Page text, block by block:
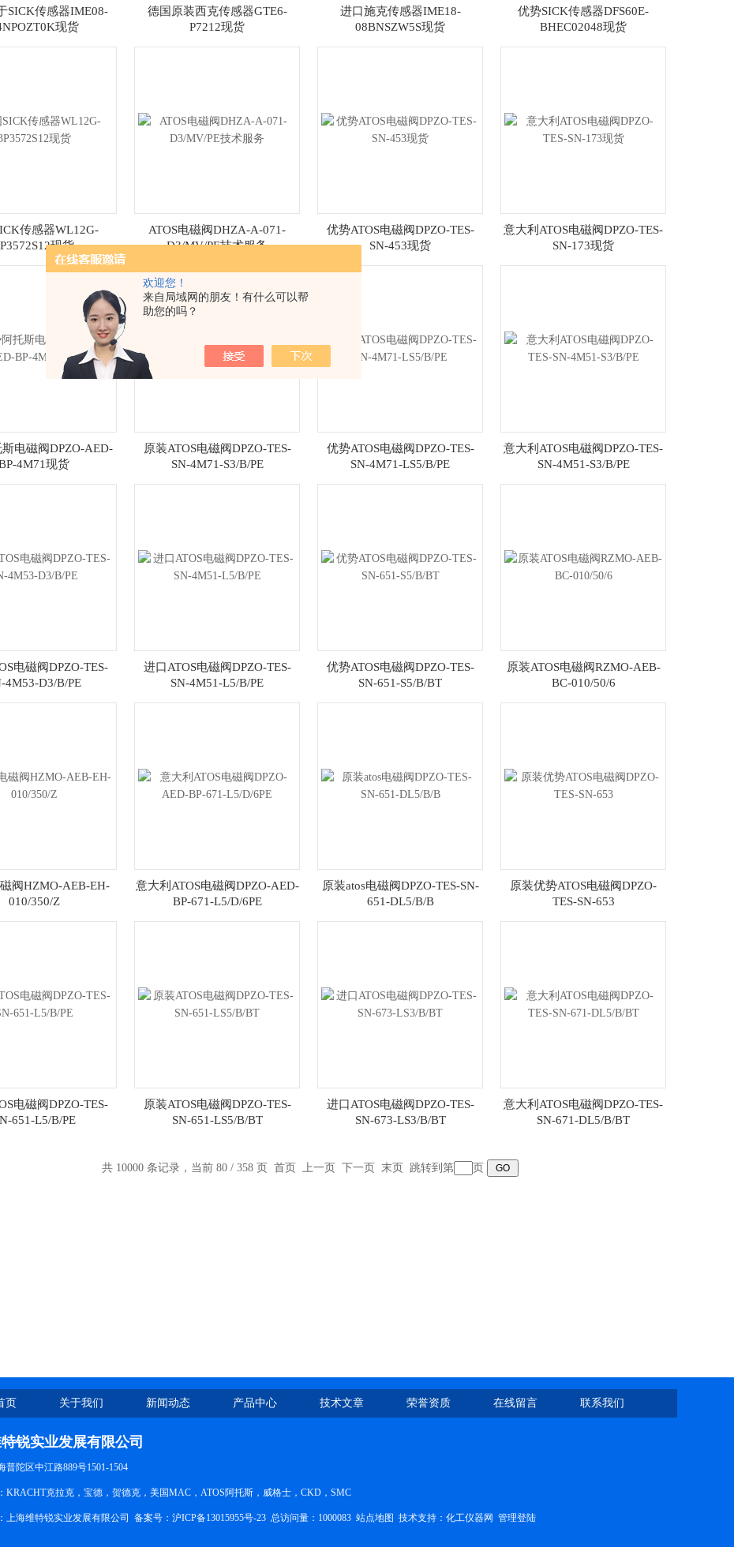
欢迎您！
来自局域网的朋友！有什么可以帮
助您的吗？
SICK传感器IME08-
现货
德国原装西克传感器GTE6-
P7212现货
进口施克传感器IME18-
08BNSZW5S现货
优势SICK传感器DFS60E-
BHEC02048现货
传感器WL12G-
现货
ATOS电磁阀DHZA-A-071-
D3/MV/PE技术服务
优势ATOS电磁阀DPZO-TES-
SN-453现货
意大利ATOS电磁阀DPZO-TES-
SN-173现货
电磁阀DPZO-AED-
4M71现货
原装ATOS电磁阀DPZO-TES-
SN-4M71-S3/B/PE
优势ATOS电磁阀DPZO-TES-
SN-4M71-LS5/B/PE
意大利ATOS电磁阀DPZO-TES-
SN-4M51-S3/B/PE
电磁阀DPZO-TES-
4M53-D3/B/PE
进口ATOS电磁阀DPZO-TES-
SN-4M51-L5/B/PE
优势ATOS电磁阀DPZO-TES-
SN-651-S5/B/BT
原装ATOS电磁阀RZMO-AEB-
BC-010/50/6
阀HZMO-AEB-EH-
010/350/Z
意大利ATOS电磁阀DPZO-AED-
BP-671-L5/D/6PE
原装atos电磁阀DPZO-TES-SN-
651-DL5/B/B
原装优势ATOS电磁阀DPZO-
TES-SN-653
电磁阀DPZO-TES-
651-L5/B/PE
原装ATOS电磁阀DPZO-TES-
SN-651-LS5/B/BT
进口ATOS电磁阀DPZO-TES-
SN-673-LS3/B/BT
意大利ATOS电磁阀DPZO-TES-
SN-671-DL5/B/BT
共 10000 条记录，当前 80 / 358 页 首页 上一页 下一页 末页 跳转到第 页
页 关于我们 新闻动态 产品中心 技术文章 荣誉资质 在线留言 联系我们
锐实业发展有限公司
普陀区中江路889号1501-1504
KRACHT克拉克，宝德，贺德克，美国MAC，ATOS阿托斯，威格士，CKD，SMC
上海维特锐实业发展有限公司 备案号： 沪ICP备13015955号-23 总访问量：1000083 站点地图 技术支持： 化工仪器网 管理登陆